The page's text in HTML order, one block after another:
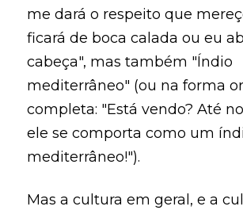
me dará o respeito que
ficará de boca calada ou eu
cabeça", mas também "Índio
mediterrâneo" (ou na forma
completa: "Está vendo? Até
ele se comporta como um
mediterrâneo!").
Mas a cultura em geral, e a